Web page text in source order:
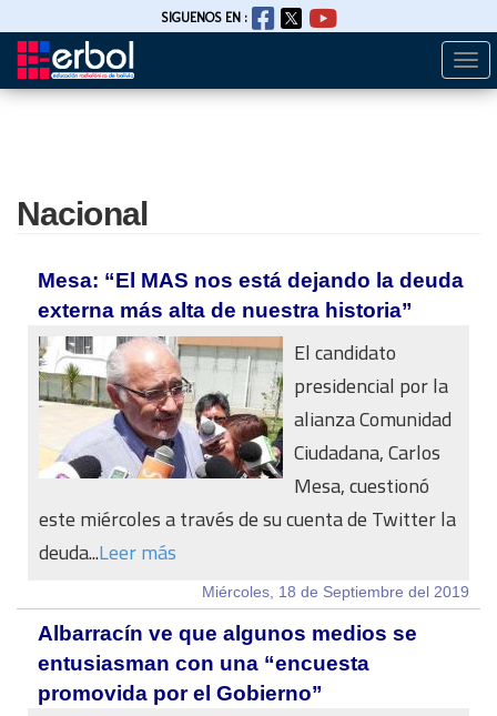
Pasar
SIGUENOS EN :
Nacional
Mesa: “El MAS nos está dejando la deuda
externa más alta de nuestra historia”
El candidato
presidencial por la
alianza Comunidad
Ciudadana, Carlos
Mesa, cuestionó
este miércoles a través de su cuenta de Twitter la
deuda...Leer más
Miércoles, 18 de Septiembre del 2019
Albarracín ve que algunos medios se
entusiasman con una “encuesta
promovida por el Gobierno”